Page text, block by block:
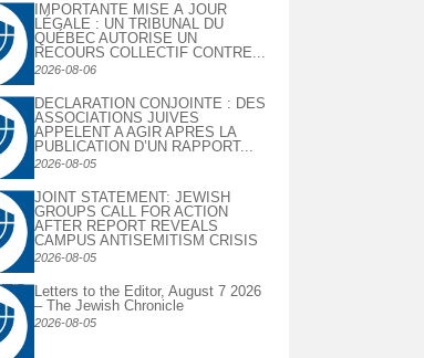
IMPORTANTE MISE À JOUR
LÉGALE : UN TRIBUNAL DU
QUÉBEC AUTORISE UN
RECOURS COLLECTIF CONTRE...
2026-08-06
DECLARATION CONJOINTE : DES
ASSOCIATIONS JUIVES
APPELENT A AGIR APRES LA
PUBLICATION D’UN RAPPORT...
2026-08-05
JOINT STATEMENT: JEWISH
GROUPS CALL FOR ACTION
AFTER REPORT REVEALS
CAMPUS ANTISEMITISM CRISIS
2026-08-05
Letters to the Editor, August 7 2026
– The Jewish Chronicle
2026-08-05